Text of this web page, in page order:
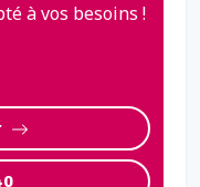
à vos besoins !